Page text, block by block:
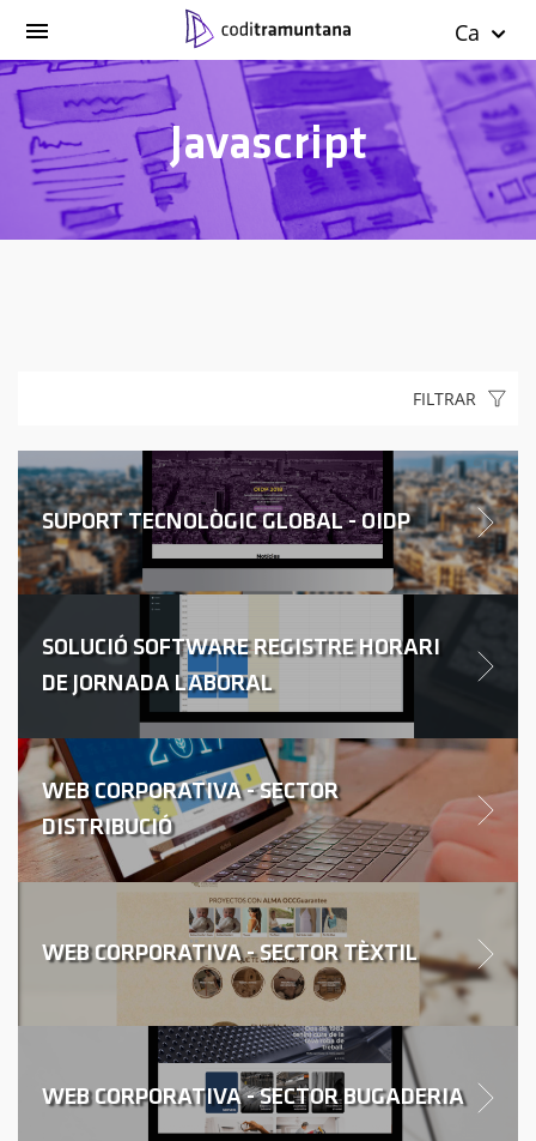
Ca
Javascript
FILTRAR
SUPORT TECNOLÒGIC GLOBAL - OIDP
SOLUCIÓ SOFTWARE REGISTRE HORARI
DE JORNADA LABORAL
WEB CORPORATIVA - SECTOR
DISTRIBUCIÓ
WEB CORPORATIVA - SECTOR TÈXTIL
WEB CORPORATIVA - SECTOR BUGADERIA